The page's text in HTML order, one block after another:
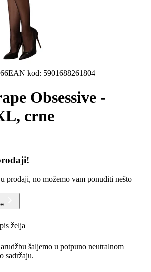
EAN kod: 5901688261804
Obsessive -
crne
prodaji, no možemo vam ponuditi nešto
želja
šaljemo u potpuno neutralnom
sadržaju.